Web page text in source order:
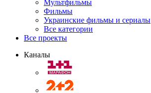
Мультфильмы
Фильмы
Украинские фильмы и сериалы
Все категории
Все проекты
Каналы